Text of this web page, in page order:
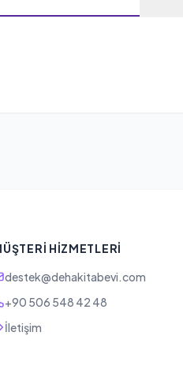
HIZMETLERI
destek@dehakitabevi.com
+90 506 548 42 48
İletişim